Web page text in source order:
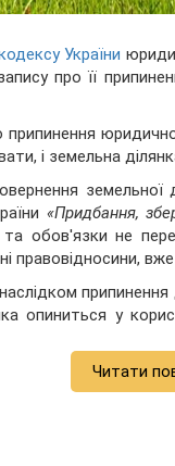
України
про її
і земельна
земельної
«Придбання,
та обов'язки не
правовідносини,
припинення
опиниться у
Читати